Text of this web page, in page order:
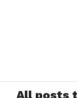
All posts